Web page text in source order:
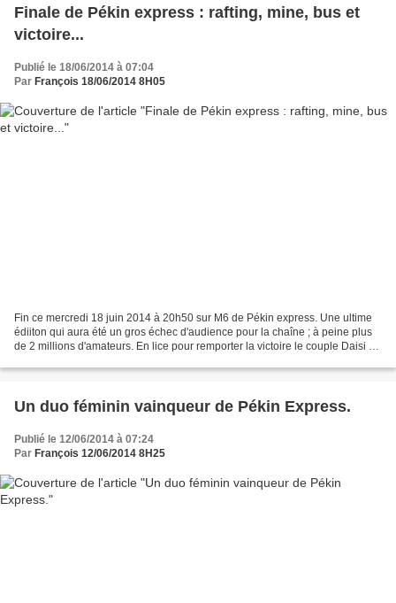
Finale de Pékin express : rafting, mine, bus et
victoire...
Publié le 18/06/2014 à 07:04
Par François 18/06/2014 8H05
Fin ce mercredi 18 juin 2014 à 20h50 sur M6 de Pékin express. Une ultime
édiiton qui aura été un gros échec d'audience pour la chaîne ; à peine plus
de 2 millions d'amateurs. En lice pour remporter la victoire le couple Daisi -
Un duo féminin vainqueur de Pékin Express.
Publié le 12/06/2014 à 07:24
Par François 12/06/2014 8H25